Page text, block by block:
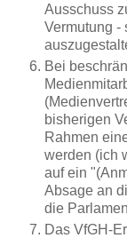
Ausschuss
Vermutung -
Bei
bisherigen
Rahmen
werden (ich
auf ein
Absage an
die
Das VfGH-